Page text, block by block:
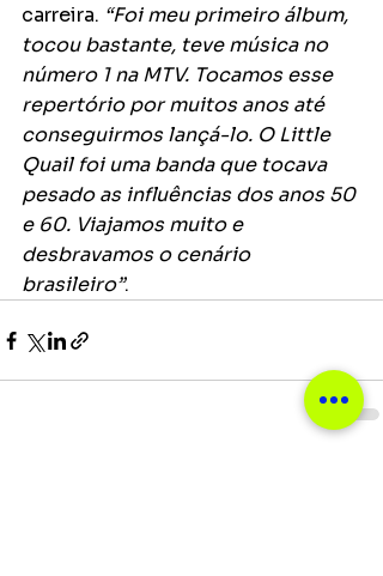
carreira. “Foi meu primeiro álbum,
tocou bastante, teve música no
número 1 na MTV. Tocamos esse
repertório por muitos anos até
conseguirmos lançá-lo. O Little
Quail foi uma banda que tocava
pesado as influências dos anos 50
e 60. Viajamos muito e
desbravamos o cenário
brasileiro”.